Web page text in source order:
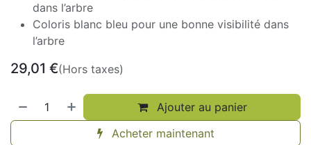
dans l’arbre
Coloris blanc bleu pour une bonne visibilité dans
l’arbre
29,01 €(Hors taxes)
Ajouter au panier
Acheter maintenant